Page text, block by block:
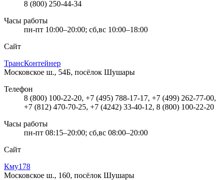
8 (800) 250-44-34
Часы работы
пн-пт 10:00–20:00; сб,вс 10:00–18:00
Сайт
ТрансКонтейнер
Московское ш., 54Б, посёлок Шушары
Телефон
8 (800) 100-22-20, +7 (495) 788-17-17, +7 (499) 262-77-00,
+7 (812) 470-70-25, +7 (4242) 33-40-12, 8 (800) 100-22-20
Часы работы
пн-пт 08:15–20:00; сб,вс 08:00–20:00
Сайт
Кму178
Московское ш., 160, посёлок Шушары